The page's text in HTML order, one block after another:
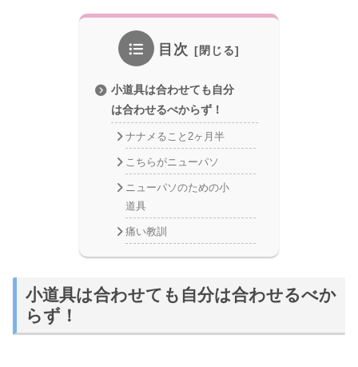
目次
小道具は合わせても自分
は合わせるべからず！
ナナメること2ヶ月半
こちらがニューパソ
ニューパソのための小
道具
痛い教訓
小道具は合わせても自分は合わせるべか
らず！